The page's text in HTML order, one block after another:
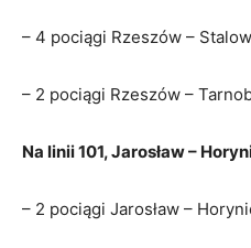
– 4 pociągi Rzeszów –
– 2 pociągi Rzeszów –
Na linii 101, Jarosław –
– 2 pociągi Jarosław –